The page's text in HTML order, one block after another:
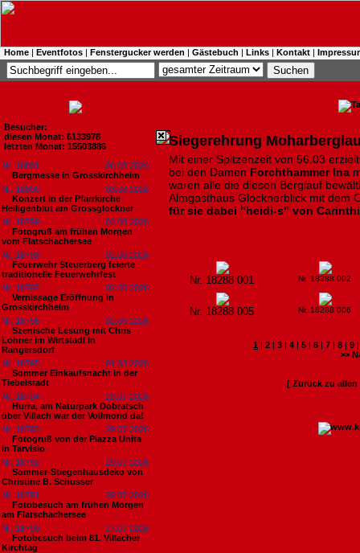
Home | Eventfotos | Fenstergucker werden | Gästebuch | Links | Kontakt |
Besucher:
diesen Monat: 6133978
letzten Monat: 15503886
Nr. 18801
06.08.2026
Bergmesse in Grosskirchheim
Nr. 18800
03.08.2026
Konzert in der Pfarrkirche
Heiligenblut am Grossglockner
Nr. 18799
03.08.2026
Fotogruß am frühen Morgen
vom Flatschachersee
Nr. 18798
02.08.2026
Feuerwehr Steuerberg feierte
traditionelle Feuerwehrfest
Nr. 18797
02.08.2026
Vernissage Eröffnung in
Grosskirchheim
Nr. 18796
02.08.2026
Szenische Lesung mit Chris
Lohner im Wirtstadl in
Rangersdorf
Nr. 18795
01.08.2026
Sommer Einkaufsnacht in der
Tiebelstadt
Nr. 18794
29.07.2026
Hurra, am Naturpark Dobratsch
über Villach war der Vollmond da!
Nr. 18793
29.07.2026
Fotogruß von der Piazza Unita
in Tarvisio
Nr. 18792
29.07.2026
Sommer-Stiegenhausdeko von
Christine B. Schusser
Nr. 18791
29.07.2026
Fotobesuch am frühen Morgen
am Flatschachersee
Nr. 18790
27.07.2026
Fotobesuch beim 81. Villacher
Kirchtag
Siegerehrung
Mit einer Spitzenzeit von 56.03
bei den Damen Forchthammer Ina
waren alle die diesen Berglauf
Almgasthaus Glocknerblick mit dem
für sie dabei "heidi-s" von
Nr. 18288 001 Nr. 18288 002
Nr. 18288 005 Nr. 18288 006
1 | 2 | 3 | 4 | 5 | 6 | 7 | 8 | 9
>>
[ Zurück zu